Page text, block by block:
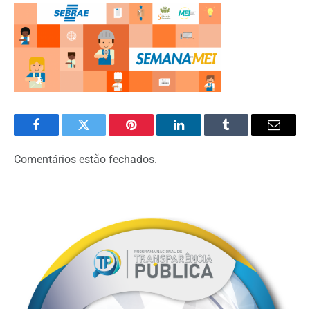
FacebookTwitter Pinterest LinkedInTumblr Email
Comentários estão fechados.